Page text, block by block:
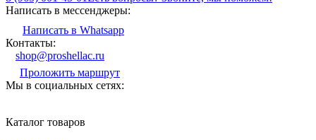
Написать в мессенджеры:
Написать в Whatsapp
Контакты:
shop@proshellac.ru
Проложить маршрут
Мы в социальных сетях:
Каталог товаров